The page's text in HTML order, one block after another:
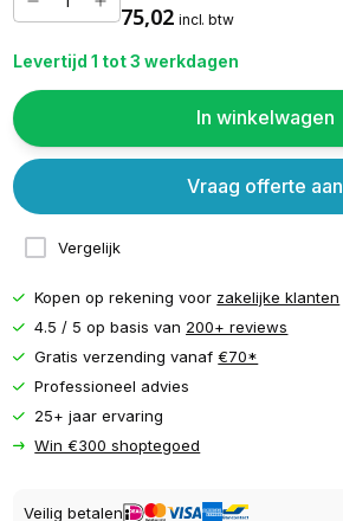
75,02 incl. btw
Levertijd 1 tot 3 werkdagen
In winkelwagen
Vergelijk
Vraag offerte aan
Kopen op rekening voor zakelijke klanten
4.5 / 5 op basis van 200+ reviews
Gratis verzending vanaf€70*
Professioneel advies
25+ jaar ervaring
Win €300 shoptegoed
Veilig betalen